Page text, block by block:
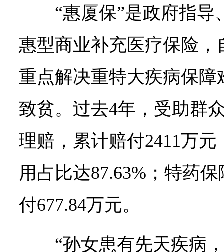
“惠厦保”是政府指
惠型商业补充医疗保险，
重点解决重特大疾病保
致贫。过去4年，受助群
理赔，累计赔付2411万
用占比达87.63%；特药
付677.84万元。
“孙女患有先天疾病